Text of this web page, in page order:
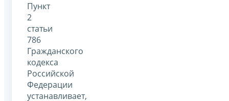
Пункт
2
статьи
786
Гражданского
кодекса
Российской
Федерации
устанавливает,